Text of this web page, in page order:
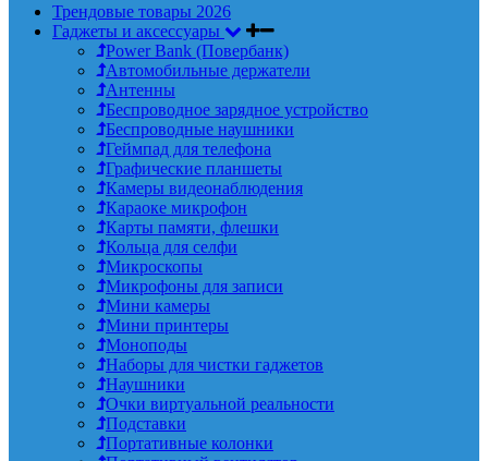
Трендовые товары 2026
Гаджеты и аксессуары
Power Bank (Повербанк)
Автомобильные держатели
Антенны
Беспроводное зарядное устройство
Беспроводные наушники
Геймпад для телефона
Графические планшеты
Камеры видеонаблюдения
Караоке микрофон
Карты памяти, флешки
Кольца для селфи
Микроскопы
Микрофоны для записи
Мини камеры
Мини принтеры
Моноподы
Наборы для чистки гаджетов
Наушники
Очки виртуальной реальности
Подставки
Портативные колонки